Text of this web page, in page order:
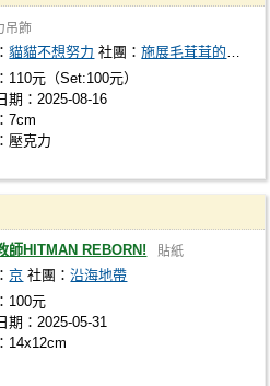
吊飾
貓貓不想努力 社團：施展毛茸茸的魔法
110元（Set:100元）
期：2025-08-16
7cm
壓克力
師HITMAN REBORN! 貼紙
京 社團：沿海地帶
100元
期：2025-05-31
14x12cm